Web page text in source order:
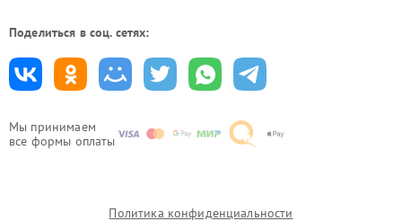
Мы принимаем
все формы оплаты
Поделиться в соц. сетях:
Политика конфиденциальности